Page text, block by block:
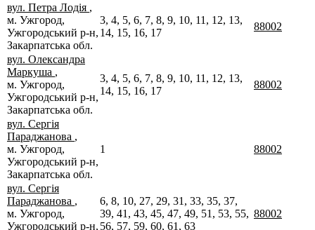
вул. Петра Лодія ,
м. Ужгород,
Ужгородський р-н,
Закарпатська обл.
3, 4, 5, 6, 7, 8, 9, 10, 11, 12, 13,
14, 15, 16, 17
88002
вул. Олександра
Маркуша ,
м. Ужгород,
Ужгородський р-н,
Закарпатська обл.
3, 4, 5, 6, 7, 8, 9, 10, 11, 12, 13,
14, 15, 16, 17
88002
вул. Сергія
Параджанова ,
м. Ужгород,
Ужгородський р-н,
Закарпатська обл.
1 88002
вул. Сергія
Параджанова ,
м. Ужгород,
Ужгородський р-н,
6, 8, 10, 27, 29, 31, 33, 35, 37,
39, 41, 43, 45, 47, 49, 51, 53, 55,
56, 57, 59, 60, 61, 63
88002